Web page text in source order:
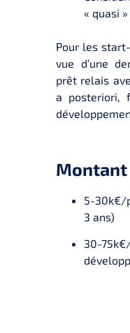
« quasi
Pour les
vue d’une
prêt relais
a posteriori,
Montant
5-30k€/
3 ans)
30-